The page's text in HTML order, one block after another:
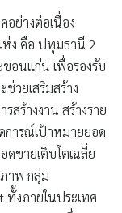
ย่างต่อเนื่อง
ห่ง คือ ปทุมธานี 2
อนแก่น เพื่อรองรับ
วยเสริมสร้าง
สร้างงาน สร้างราย
การณ์เป้าหมายยอด
ขายเติบโตเฉลี่ย
าพ กลุ่ม
ทั้งภายในประเทศ